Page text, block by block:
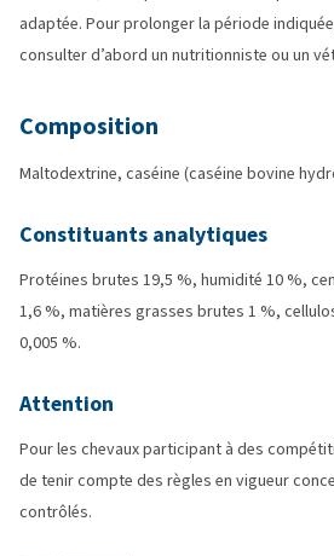
adaptée. Pour prolonger la période
consulter d’abord un nutritionniste ou un
Composition
Maltodextrine, caséine (caséine bovine
Constituants analytiques
Protéines brutes 19,5 %, humidité 10 %,
1,6 %, matières grasses brutes 1 %,
0,005 %.
Attention
Pour les chevaux participant à des
de tenir compte des règles en vigueur
contrôlés.